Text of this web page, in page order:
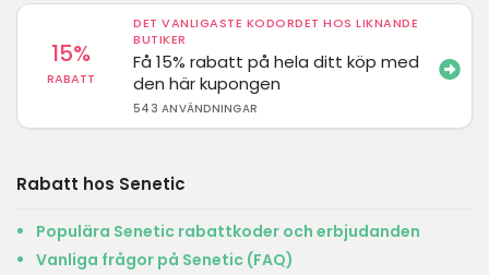
15%
RABATT
DET VANLIGASTE KODORDET HOS LIKNANDE
BUTIKER
Få 15% rabatt på hela ditt köp med
den här kupongen
543 ANVÄNDNINGAR
Rabatt hos Senetic
Populära Senetic rabattkoder och erbjudanden
Vanliga frågor på Senetic (FAQ)